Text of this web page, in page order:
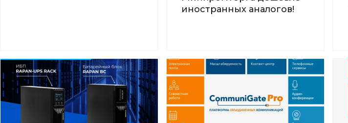
иностранных аналогов!